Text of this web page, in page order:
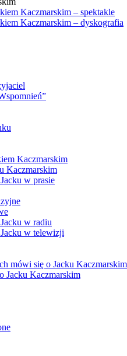
Kaczmarskim – spektakle
Kaczmarskim – dyskografia
Kaczmarskim
Kaczmarskim
w prasie
w radiu
w telewizji
mówi się o Jacku Kaczmarskim
Jacku Kaczmarskim